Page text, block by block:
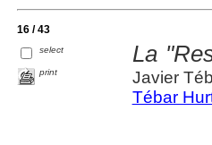
16 / 43
select
print
La
Javier
Tébar